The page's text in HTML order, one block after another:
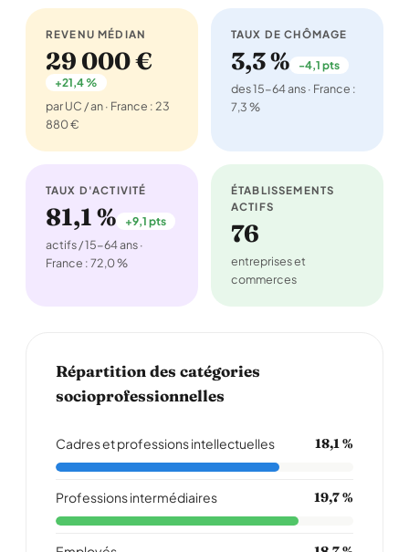
REVENU MÉDIAN
29 000 €
+21,4 %
par UC / an · France : 23
880 €
TAUX DE CHÔMAGE
3,3 % -4,1 pts
des 15-64 ans · France :
7,3 %
TAUX D'ACTIVITÉ
81,1 % +9,1 pts
actifs / 15-64 ans ·
France : 72,0 %
ÉTABLISSEMENTS
ACTIFS
76
entreprises et
commerces
Répartition des catégories
socioprofessionnelles
Cadres et professions intellectuelles 18,1 %
Professions intermédiaires 19,7 %